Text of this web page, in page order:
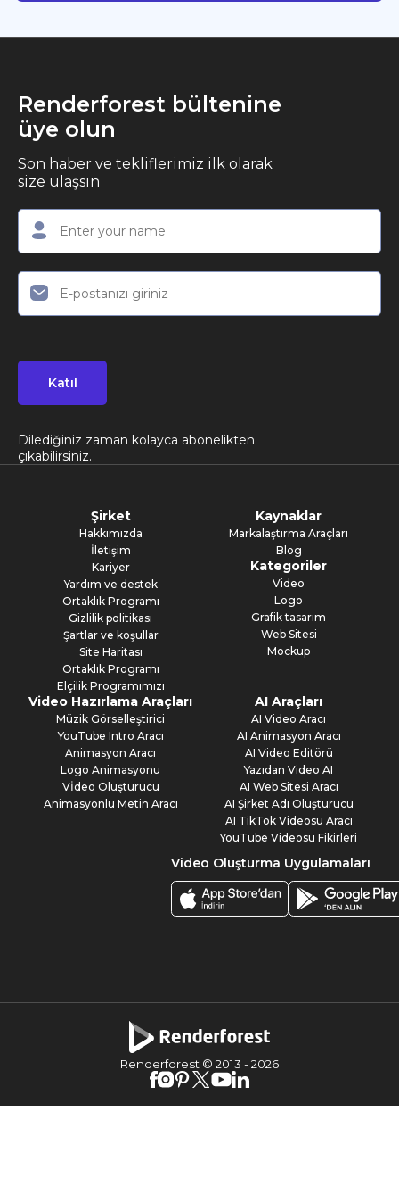
Renderforest bültenine
üye olun
Son haber ve tekliflerimiz ilk olarak
size ulaşsın
Katıl
Dilediğiniz zaman kolayca abonelikten
çıkabilirsiniz.
Şirket
Hakkımızda
İletişim
Kariyer
Yardım ve destek
Ortaklık Programı
Gizlilik politikası
Şartlar ve koşullar
Site Haritası
Ortaklık Programı
Elçilik Programımızı
Kaynaklar
Markalaştırma Araçları
Blog
Kategoriler
Video
Logo
Grafik tasarım
Web Sitesi
Mockup
Video Hazırlama Araçları
Müzik Görselleştirici
YouTube Intro Aracı
Animasyon Aracı
Logo Animasyonu
Vİdeo Oluşturucu
Animasyonlu Metin Aracı
AI Araçları
AI Video Aracı
AI Animasyon Aracı
AI Video Editörü
Yazıdan Video AI
AI Web Sitesi Aracı
AI Şirket Adı Oluşturucu
AI TikTok Videosu Aracı
YouTube Videosu Fikirleri
Video Oluşturma Uygulamaları
Renderforest © 2013 -2026